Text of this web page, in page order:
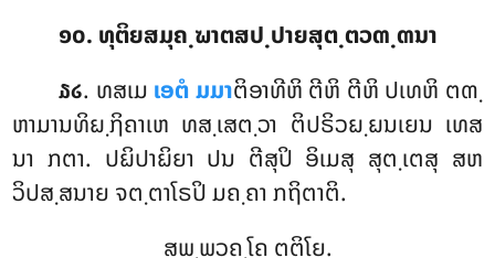
໑໐. ທຸຕິຍສມຸຄ຺ຆາຕສປ຺ປາຍສຸຕ຺ຕວຓ຺ຓນາ
໓໒. ທສເມ ເອຕໍ ມມາຕິອາທີຫິ ຕີຫິ ຕີຫິ ປເທຫິ ຕຓ຺
ຫາມານທິຏ຺ຐິຄາເຫ ທສ຺ເສຕ຺ວາ ຕິປຣິວຏ຺ຏນເຍນ ເທສ
ນາ ກຕາ. ປຏິປາຏິຍາ ປນ ຕີສຸປິ ອິເມສຸ ສຸຕ຺ເຕສຸ ສຫ
ວິປສ຺ສນາຍ ຈຕ຺ຕາໂຣປິ ມຄ຺ຄາ ກຖິຕາຕິ.
ສພ຺ພວຄ຺ໂຄ ຕຕິໂຍ.